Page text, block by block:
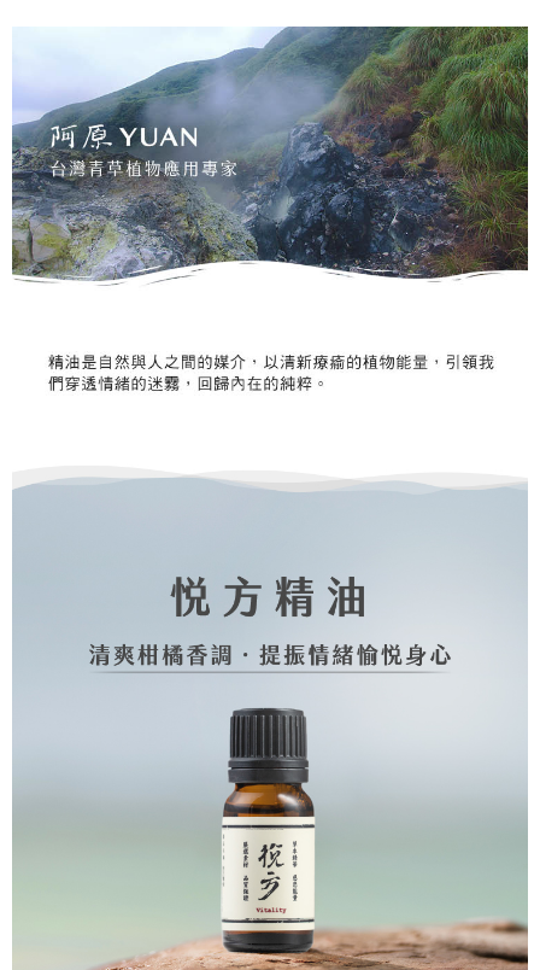
２．關於個人資料處理事宜，請瀏覽以下網址：
https://aftee.tw/terms/#terms3
３．未成年的使用者請事先徵得法定代理人或監護人之同意方可使用
「AFTEE先享後付」，若未經同意申辦者引起之損失，本公司不負相關責
任。
４．使用「AFTEE先享後付」時，將依據個別帳號之用戶狀況，依本公司即
時審查核予不同之上限額度；若仍有額度不足之情形，本公司將視審查結果
請求用戶進行身份認證。
５．嚴禁一人註冊多個帳號或使用他人資訊註冊。若發現惡意使用之情形，
恩沛科技股份有限公司將有權停止該用戶之使用額度並採取法律行動。